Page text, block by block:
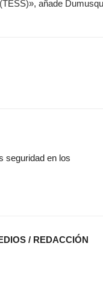
añade
seguridad en los
/ REDACCIÓN